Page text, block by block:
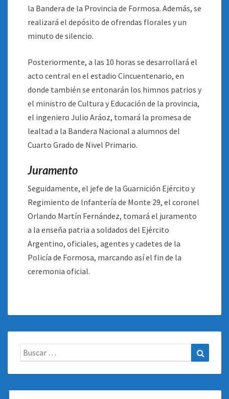
la Bandera de la Provincia de Formosa. Además, se
realizará el depósito de ofrendas florales y un
minuto de silencio.
Posteriormente, a las 10 horas se desarrollará el
acto central en el estadio Cincuentenario, en
donde también se entonarán los himnos patrios y
el ministro de Cultura y Educación de la provincia,
el ingeniero Julio Aráoz, tomará la promesa de
lealtad a la Bandera Nacional a alumnos del
Cuarto Grado de Nivel Primario.
Juramento
Seguidamente, el jefe de la Guarnición Ejército y
Regimiento de Infantería de Monte 29, el coronel
Orlando Martín Fernández, tomará el juramento
a la enseña patria a soldados del Ejército
Argentino, oficiales, agentes y cadetes de la
Policía de Formosa, marcando así el fin de la
ceremonia oficial.
Buscar: